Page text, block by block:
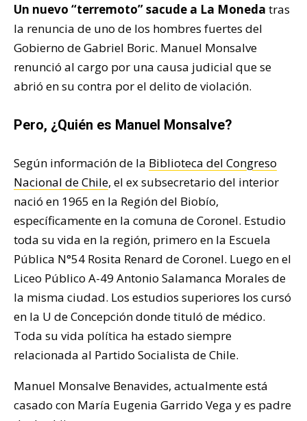
Un nuevo “terremoto” sacude a La Moneda tras
la renuncia de uno de los hombres fuertes del
Gobierno de Gabriel Boric. Manuel Monsalve
renunció al cargo por una causa judicial que se
abrió en su contra por el delito de violación.
Pero, ¿Quién es Manuel Monsalve?
Según información de la Biblioteca del Congreso
Nacional de Chile, el ex subsecretario del interior
nació en 1965 en la Región del Biobío,
específicamente en la comuna de Coronel. Estudio
toda su vida en la región, primero en la Escuela
Pública N°54 Rosita Renard de Coronel. Luego en el
Liceo Público A-49 Antonio Salamanca Morales de
la misma ciudad. Los estudios superiores los cursó
en la U de Concepción donde tituló de médico.
Toda su vida política ha estado siempre
relacionada al Partido Socialista de Chile.
Manuel Monsalve Benavides, actualmente está
casado con María Eugenia Garrido Vega y es padre